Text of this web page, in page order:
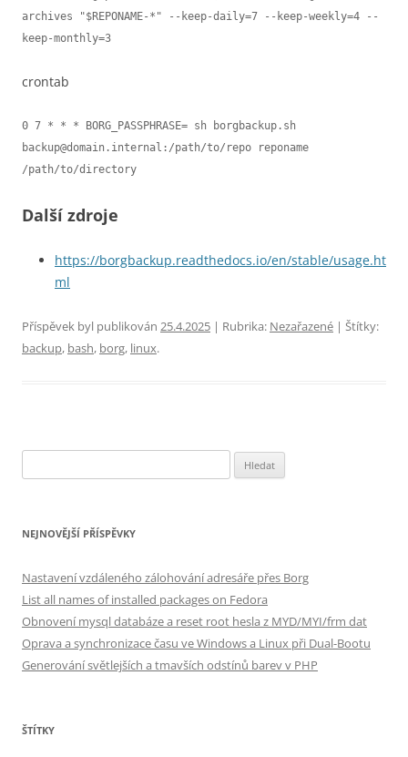
archives "$REPONAME-*" --keep-daily=7 --keep-weekly=4 --
keep-monthly=3
crontab
0 7 * * * BORG_PASSPHRASE= sh borgbackup.sh
backup@domain.internal:/path/to/repo reponame
/path/to/directory
Další zdroje
https://borgbackup.readthedocs.io/en/stable/usage.ht
ml
Příspěvek byl publikován 25.4.2025 | Rubrika: Nezařazené | Štítky:
backup, bash, borg, linux.
NEJNOVĚJŠÍ PŘÍSPĚVKY
Nastavení vzdáleného zálohování adresáře přes Borg
List all names of installed packages on Fedora
Obnovení mysql databáze a reset root hesla z MYD/MYI/frm dat
Oprava a synchronizace času ve Windows a Linux při Dual-Bootu
Generování světlejších a tmavších odstínů barev v PHP
ŠTÍTKY